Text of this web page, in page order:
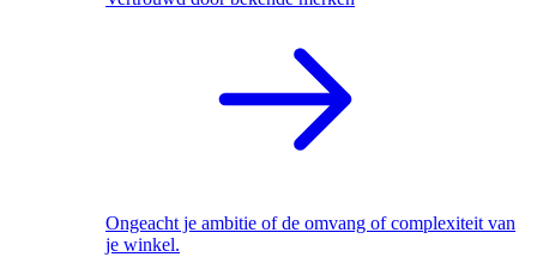
Ongeacht je ambitie of de omvang of complexiteit van
je winkel.